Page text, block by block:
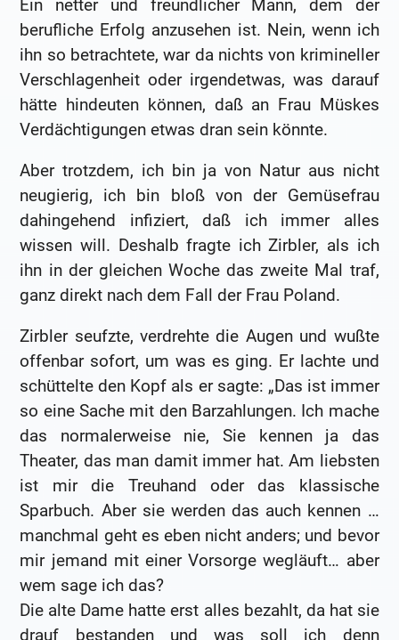
Ein netter und freundlicher Mann, dem der
berufliche Erfolg anzusehen ist. Nein, wenn ich
ihn so betrachtete, war da nichts von krimineller
Verschlagenheit oder irgendetwas, was darauf
hätte hindeuten können, daß an Frau Müskes
Verdächtigungen etwas dran sein könnte.
Aber trotzdem, ich bin ja von Natur aus nicht
neugierig, ich bin bloß von der Gemüsefrau
dahingehend infiziert, daß ich immer alles
wissen will. Deshalb fragte ich Zirbler, als ich
ihn in der gleichen Woche das zweite Mal traf,
ganz direkt nach dem Fall der Frau Poland.
Zirbler seufzte, verdrehte die Augen und wußte
offenbar sofort, um was es ging. Er lachte und
schüttelte den Kopf als er sagte: „Das ist immer
so eine Sache mit den Barzahlungen. Ich mache
das normalerweise nie, Sie kennen ja das
Theater, das man damit immer hat. Am liebsten
ist mir die Treuhand oder das klassische
Sparbuch. Aber sie werden das auch kennen …
manchmal geht es eben nicht anders; und bevor
mir jemand mit einer Vorsorge wegläuft… aber
wem sage ich das?
Die alte Dame hatte erst alles bezahlt, da hat sie
drauf bestanden und was soll ich denn